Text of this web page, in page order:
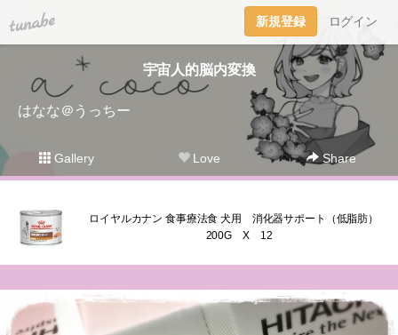
tuna.be 新規登録 ログイン
宇宙人的脳内変換
はなな＠うっちー
Gallery Love Share
ロイヤルカナン 食事療法食 犬用 消化器サポート（低脂肪）
200G X 12